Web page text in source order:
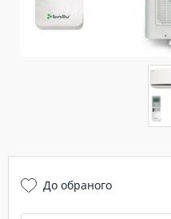
До обраного